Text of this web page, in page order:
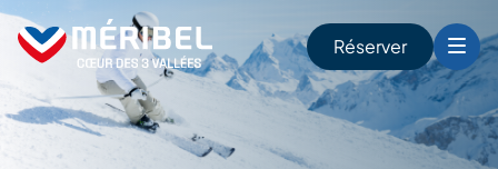
Skip
content
Réserver